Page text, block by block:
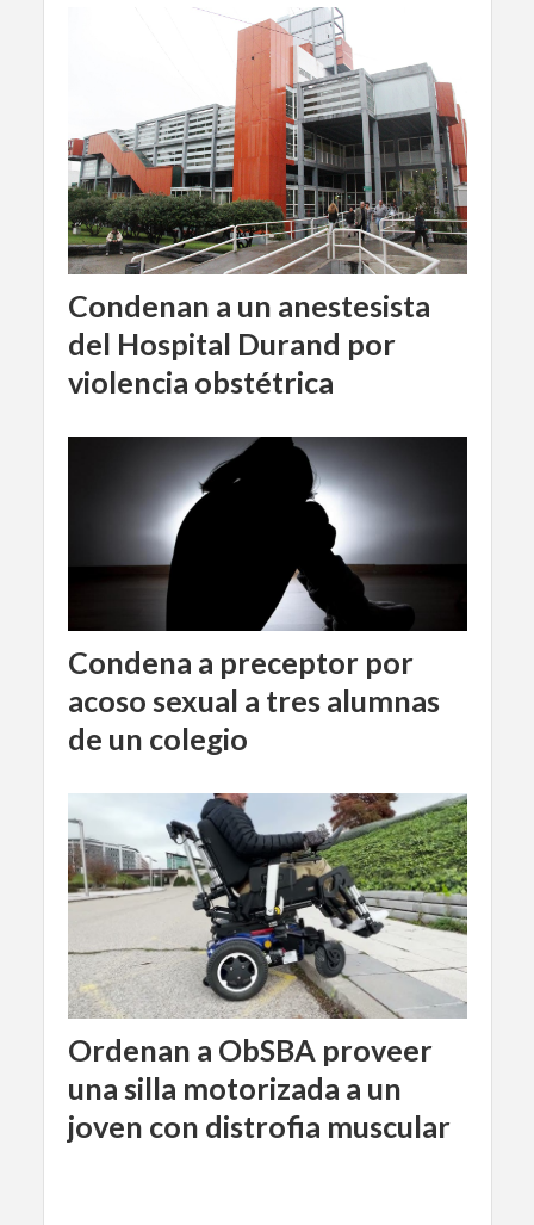
Condenan a un anestesista
del Hospital Durand por
violencia obstétrica
Condena a preceptor por
acoso sexual a tres alumnas
de un colegio
Ordenan a ObSBA proveer
una silla motorizada a un
joven con distrofia muscular